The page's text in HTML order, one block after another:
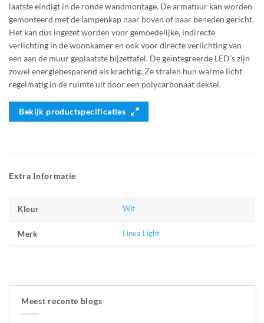
laatste eindigt in de ronde wandmontage. De armatuur kan worden
gemonteerd met de lampenkap naar boven of naar beneden gericht.
Het kan dus ingezet worden voor gemoedelijke, indirecte
verlichting in de woonkamer en ook voor directe verlichting van
een aan de muur geplaatste bijzettafel. De geïntegreerde LED’s zijn
zowel energiebesparend als krachtig. Ze stralen hun warme licht
regelmatig in de ruimte uit door een polycarbonaat deksel.
Bekijk productspecificaties
Extra Informatie
Kleur Wit
Merk Linea Light
Meest recente blogs